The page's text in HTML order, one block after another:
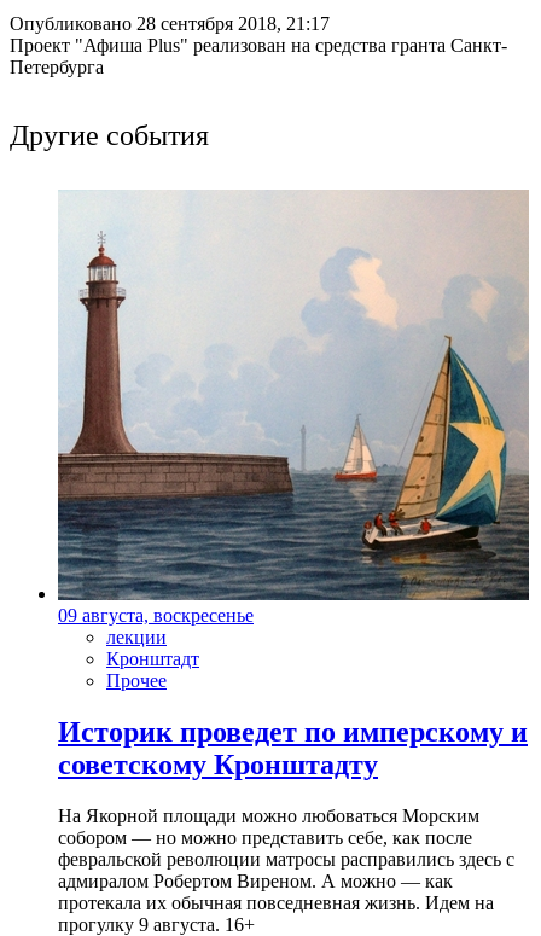
Опубликовано 28 сентября 2018, 21:17
Проект "Афиша Plus" реализован на средства гранта Санкт-
Петербурга
Другие события
09 августа, воскресенье
лекции
Кронштадт
Прочее
Историк проведет по имперскому и
советскому Кронштадту
На Якорной площади можно любоваться Морским
собором — но можно представить себе, как после
февральской революции матросы расправились здесь с
адмиралом Робертом Виреном. А можно — как
протекала их обычная повседневная жизнь. Идем на
прогулку 9 августа. 16+